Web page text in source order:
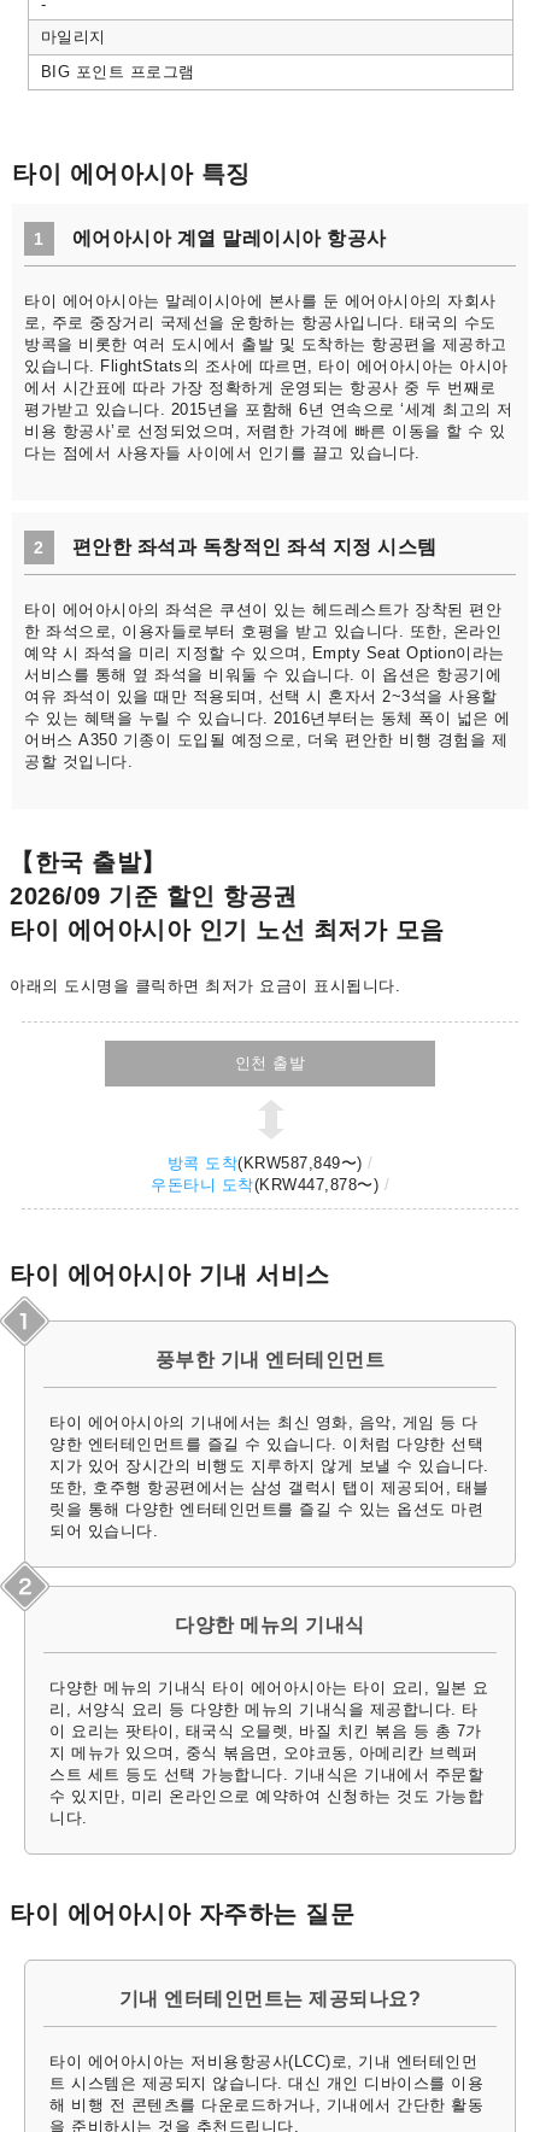
-
마일리지
BIG 포인트 프로그램
타이 에어아시아 특징
1 에어아시아 계열 말레이시아 항공사
타이 에어아시아는 말레이시아에 본사를 둔 에어아시아의 자회사
로, 주로 중장거리 국제선을 운항하는 항공사입니다. 태국의 수도
방콕을 비롯한 여러 도시에서 출발 및 도착하는 항공편을 제공하고
있습니다. FlightStats의 조사에 따르면, 타이 에어아시아는 아시아
에서 시간표에 따라 가장 정확하게 운영되는 항공사 중 두 번째로
평가받고 있습니다. 2015년을 포함해 6년 연속으로 ‘세계 최고의 저
비용 항공사’로 선정되었으며, 저렴한 가격에 빠른 이동을 할 수 있
다는 점에서 사용자들 사이에서 인기를 끌고 있습니다.
2 편안한 좌석과 독창적인 좌석 지정 시스템
타이 에어아시아의 좌석은 쿠션이 있는 헤드레스트가 장착된 편안
한 좌석으로, 이용자들로부터 호평을 받고 있습니다. 또한, 온라인
예약 시 좌석을 미리 지정할 수 있으며, Empty Seat Option이라는
서비스를 통해 옆 좌석을 비워둘 수 있습니다. 이 옵션은 항공기에
여유 좌석이 있을 때만 적용되며, 선택 시 혼자서 2~3석을 사용할
수 있는 혜택을 누릴 수 있습니다. 2016년부터는 동체 폭이 넓은 에
어버스 A350 기종이 도입될 예정으로, 더욱 편안한 비행 경험을 제
공할 것입니다.
【한국 출발】
2026/09 기준 할인 항공권
타이 에어아시아 인기 노선 최저가 모음
아래의 도시명을 클릭하면 최저가 요금이 표시됩니다.
인천 출발
방콕 도착(KRW587,849〜)
우돈타니 도착(KRW447,878〜)
타이 에어아시아 기내 서비스
풍부한 기내 엔터테인먼트
타이 에어아시아의 기내에서는 최신 영화, 음악, 게임 등 다
양한 엔터테인먼트를 즐길 수 있습니다. 이처럼 다양한 선택
지가 있어 장시간의 비행도 지루하지 않게 보낼 수 있습니다.
또한, 호주행 항공편에서는 삼성 갤럭시 탭이 제공되어, 태블
릿을 통해 다양한 엔터테인먼트를 즐길 수 있는 옵션도 마련
되어 있습니다.
다양한 메뉴의 기내식
다양한 메뉴의 기내식 타이 에어아시아는 타이 요리, 일본 요
리, 서양식 요리 등 다양한 메뉴의 기내식을 제공합니다. 타
이 요리는 팟타이, 태국식 오믈렛, 바질 치킨 볶음 등 총 7가
지 메뉴가 있으며, 중식 볶음면, 오야코동, 아메리칸 브렉퍼
스트 세트 등도 선택 가능합니다. 기내식은 기내에서 주문할
수 있지만, 미리 온라인으로 예약하여 신청하는 것도 가능합
니다.
타이 에어아시아 자주하는 질문
기내 엔터테인먼트는 제공되나요?
타이 에어아시아는 저비용항공사(LCC)로, 기내 엔터테인먼
트 시스템은 제공되지 않습니다. 대신 개인 디바이스를 이용
해 비행 전 콘텐츠를 다운로드하거나, 기내에서 간단한 활동
을 준비하시는 것을 추천드립니다.